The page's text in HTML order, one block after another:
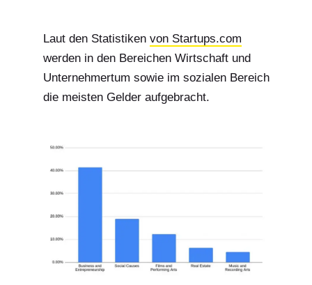
Laut den Statistiken von Startups.com
werden in den Bereichen Wirtschaft und
Unternehmertum sowie im sozialen Bereich
die meisten Gelder aufgebracht.